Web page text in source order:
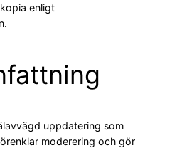
enligt
uppdatering som
moderering och gör